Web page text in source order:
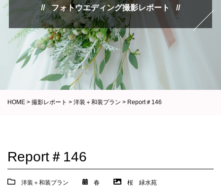
フォトウエディング撮影レポート
HOME > 撮影レポート > 洋装＋和装プラン > Report＃146
Report＃146
洋装＋和装プラン 春 桜 緑水苑